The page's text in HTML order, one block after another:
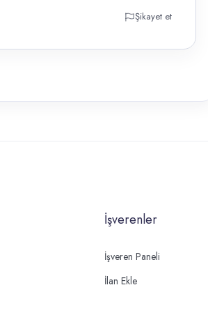
Şikayet et
İşverenler
İşveren Paneli
İlan Ekle